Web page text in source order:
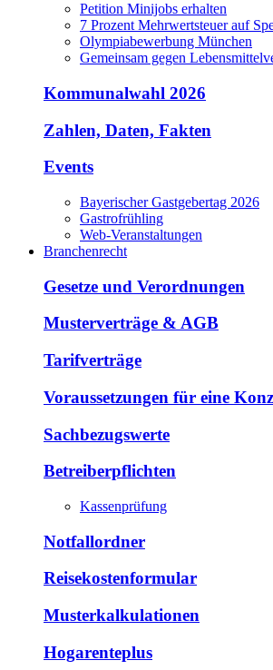
Petition Minijobs erhalten
7 Prozent Mehrwertsteuer auf
Olympiabewerbung München
Gemeinsam gegen
Kommunalwahl 2026
Zahlen, Daten, Fakten
Events
Bayerischer Gastgebertag 2026
Gastrofrühling
Web-Veranstaltungen
Branchenrecht
Gesetze und Verordnungen
Musterverträge & AGB
Tarifverträge
Voraussetzungen für eine
Sachbezugswerte
Betreiberpflichten
Kassenprüfung
Notfallordner
Reisekostenformular
Musterkalkulationen
Hogarenteplus